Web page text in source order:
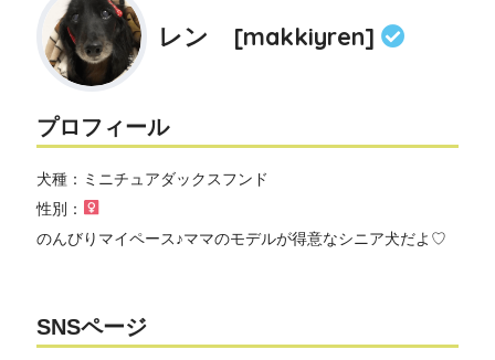
レン [makkiyren]
プロフィール
犬種：ミニチュアダックスフンド
性別：
のんびりマイペース♪ママのモデルが得意なシニア犬だよ♡
SNSページ